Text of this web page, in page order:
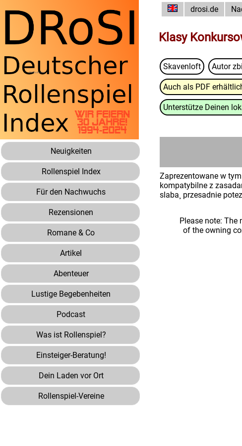
Neuigkeiten
Rollenspiel Index
Für den Nachwuchs
Rezensionen
Romane & Co
Artikel
Abenteuer
Lustige Begebenheiten
Podcast
Was ist Rollenspiel?
Einsteiger-Beratung!
Dein Laden vor Ort
Rollenspiel-Vereine
drosi.de
Klasy
Skavenloft Autor
Auch als PDF
Unterstütze Deinen
Zaprezentowane w
kompatybilne z
slaba¸ przesadnie
Please note:
of the owning